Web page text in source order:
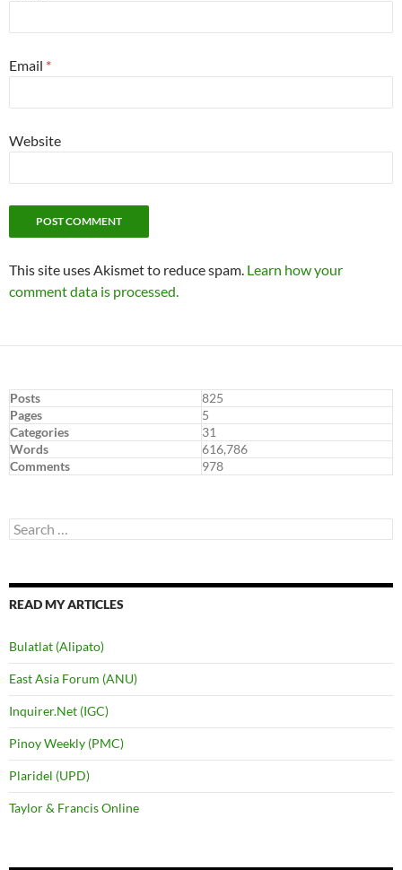
Email *
Website
This site uses Akismet to reduce spam. Learn how your
comment data is processed.
Posts
825
Pages
5
Categories
31
Words
616,786
Comments
978
Search
for:
READ MY ARTICLES
Bulatlat (Alipato)
East Asia Forum (ANU)
Inquirer.Net (IGC)
Pinoy Weekly (PMC)
Plaridel (UPD)
Taylor & Francis Online